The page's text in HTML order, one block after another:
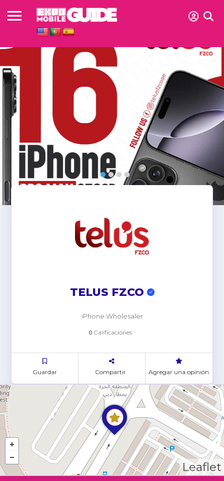
TELUS FZCO
iPhone Wholesaler
0 Calificaciones
Guardar Compartir Agregar una opinión
Leaflet